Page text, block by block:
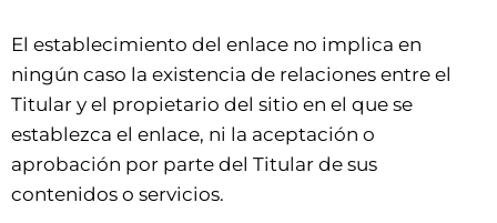
El establecimiento del enlace no implica en
ningún caso la existencia de relaciones entre el
Titular y el propietario del sitio en el que se
establezca el enlace, ni la aceptación o
aprobación por parte del Titular de sus
contenidos o servicios.